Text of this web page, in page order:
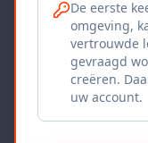
De eerste
omgeving,
vertrouwde
gevraagd
creëren.
uw account.